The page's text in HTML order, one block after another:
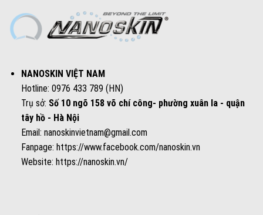
NANOSKIN VIỆT NAM
Hotline: 0976 433 789 (HN)
Trụ sở: Số 10 ngõ 158 võ chí công- phường xuân la - quận
tây hồ - Hà Nội
Email: nanoskinvietnam@gmail.com
Fanpage: https://www.facebook.com/nanoskin.vn
Website: https://nanoskin.vn/